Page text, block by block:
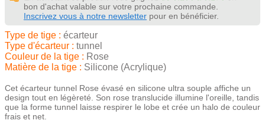
bon d'achat valable sur votre prochaine commande.
Inscrivez vous à notre newsletter pour en bénéficier.
Type de tige : écarteur
Type d'écarteur : tunnel
Couleur de la tige : Rose
Matière de la tige : Silicone (Acrylique)
Cet écarteur tunnel Rose évasé en silicone ultra souple affiche un
design tout en légèreté. Son rose translucide illumine l'oreille, tandis
que la forme tunnel laisse respirer le lobe et crée un halo de couleur
frais et net.